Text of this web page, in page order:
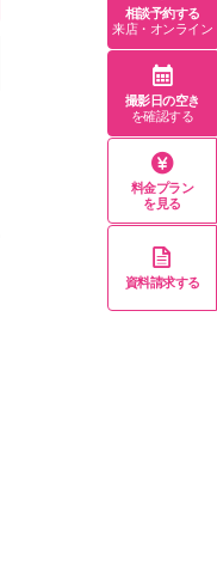
相談予約する
来店・オンライン
撮影日の空き
を確認する
料金プラン
を見る
資料請求する